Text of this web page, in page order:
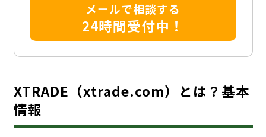
メールで相談する
24時間受付中！
XTRADE（xtrade.com）とは？基本
情報